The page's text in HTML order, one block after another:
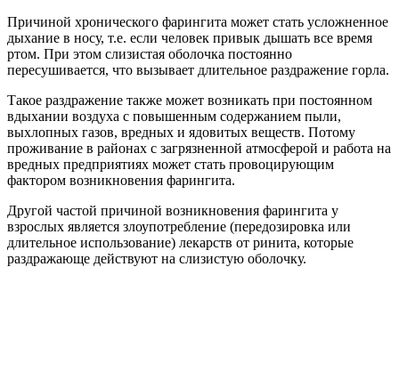
Причиной хронического фарингита может стать усложненное
дыхание в носу, т.е. если человек привык дышать все время
ртом. При этом слизистая оболочка постоянно
пересушивается, что вызывает длительное раздражение горла.
Такое раздражение также может возникать при постоянном
вдыхании воздуха с повышенным содержанием пыли,
выхлопных газов, вредных и ядовитых веществ. Потому
проживание в районах с загрязненной атмосферой и работа на
вредных предприятиях может стать провоцирующим
фактором возникновения фарингита.
Другой частой причиной возникновения фарингита у
взрослых является злоупотребление (передозировка или
длительное использование) лекарств от ринита, которые
раздражающе действуют на слизистую оболочку.